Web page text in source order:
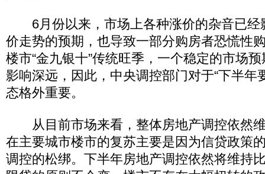
6月份以来，市场上各种涨价的杂音已经
价走势的预期，也导致一部分购房者恐慌性
楼市“金九银十”传统旺季，一个稳定的市场
影响深远，因此，中央调控部门对于“下半年
态格外重要。
从目前市场来看，整体房地产调控依然
在主要城市楼市的复苏主要是因为信贷政策
调控的松绑。下半年房地产调控依然将维持